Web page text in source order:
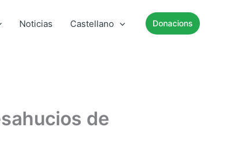
Noticias Castellano Donacions
de